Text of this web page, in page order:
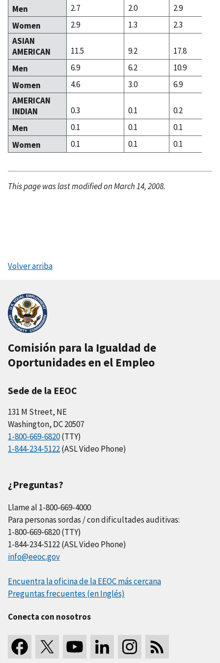
Men
2.7 2.0
2.9
Women
2.9 1.3
2.3
ASIAN
AMERICAN
11.5 9.2
17.8
Men
6.9 6.2
10.9
Women
4.6 3.0
6.9
AMERICAN
INDIAN
0.3 0.1
0.2
Men
0.1 0.1
0.1
Women
0.1 0.1 0.1
This page was last modified on March 14, 2008.
Volver arriba
Comisión para la Igualdad de
Oportunidades en el Empleo
Sede de la EEOC
131 M Street, NE
Washington, DC 20507
1-800-669-6820(TTY)
1-844-234-5122(ASL Video Phone)
¿Preguntas?
Llame al 1-800-669-4000
Para personas sordas / con dificultades auditivas:
1-800-669-6820 (TTY)
1-844-234-5122 (ASL Video Phone)
info@eeoc.gov
Encuentra la oficina de la EEOC más cercana
Preguntas frecuentes (en Inglés)
Conecta con nosotros